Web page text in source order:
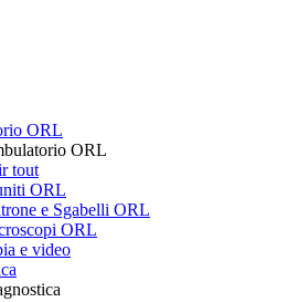
ORL
ORL
tout
ORL
e Sgabelli ORL
ORL
e video